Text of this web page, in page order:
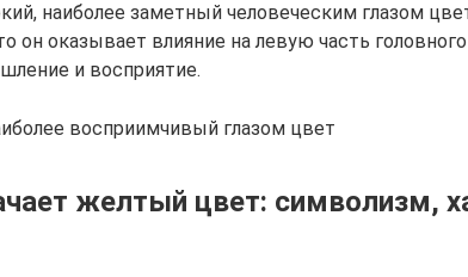
наиболее заметный человеческим глазом
он оказывает влияние на левую часть
и восприятие.
восприимчивый глазом цвет
желтый цвет: символизм,